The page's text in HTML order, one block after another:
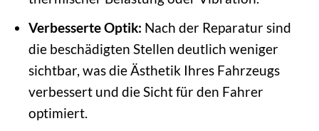
Verbesserte Optik: Nach der Reparatur sind
die beschädigten Stellen deutlich weniger
sichtbar, was die Ästhetik Ihres Fahrzeugs
verbessert und die Sicht für den Fahrer
optimiert.